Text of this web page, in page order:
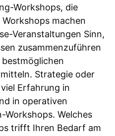
Workshops, die
machen
Veranstaltungen Sinn,
zusammenzuführen
bestmöglichen
Strategie oder
Erfahrung in
in operativen
Workshops. Welches
trifft Ihren Bedarf am